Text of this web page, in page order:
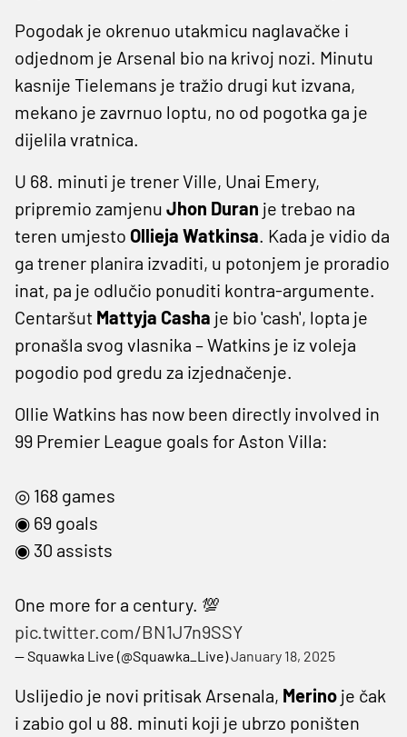
Pogodak je okrenuo utakmicu naglavačke i
odjednom je Arsenal bio na krivoj nozi. Minutu
kasnije Tielemans je tražio drugi kut izvana,
mekano je zavrnuo loptu, no od pogotka ga je
dijelila vratnica.
U 68. minuti je trener Ville, Unai Emery,
pripremio zamjenu Jhon Duran je trebao na
teren umjesto Ollieja Watkinsa. Kada je vidio da
ga trener planira izvaditi, u potonjem je proradio
inat, pa je odlučio ponuditi kontra-argumente.
Centaršut Mattyja Casha je bio 'cash', lopta je
pronašla svog vlasnika – Watkins je iz voleja
pogodio pod gredu za izjednačenje.
Ollie Watkins has now been directly involved in
99 Premier League goals for Aston Villa:
◎ 168 games
◉ 69 goals
◉ 30 assists
One more for a century. 💯
pic.twitter.com/BN1J7n9SSY
— Squawka Live (@Squawka_Live)January 18, 2025
Uslijedio je novi pritisak Arsenala, Merino je čak
i zabio gol u 88. minuti koji je ubrzo poništen